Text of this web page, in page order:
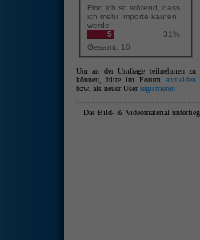
Find ich so störend, dass
ich mehr Importe kaufen
werde
5
31%
Gesamt: 16
Um an der Umfrage teilnehmen zu
können, bitte im Forum anmelden
bzw. als neuer Userregistrieren
Das Bild- & Videomaterial